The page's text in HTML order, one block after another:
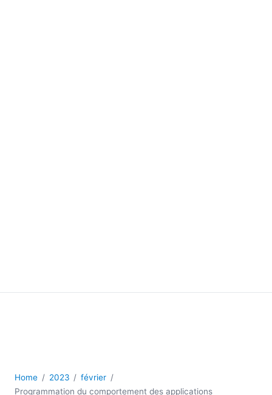
Home 2023
février
Programmation du comportement des applications